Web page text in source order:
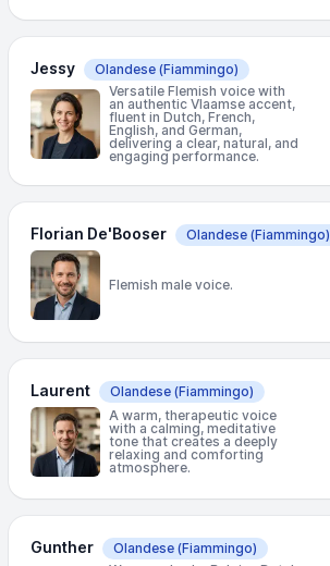
Jessy Olandese (Fiammingo)
Versatile Flemish voice with
an authentic Vlaamse accent,
fluent in Dutch, French,
English, and German,
delivering a clear, natural, and
engaging performance.
Florian De'Booser Olandese (Fiammingo)
Flemish male voice.
Laurent Olandese (Fiammingo)
A warm, therapeutic voice
with a calming, meditative
tone that creates a deeply
relaxing and comforting
atmosphere.
Gunther Olandese (Fiammingo)